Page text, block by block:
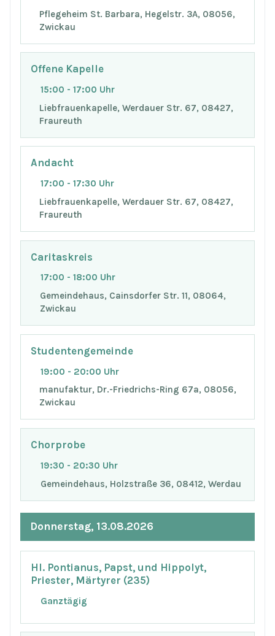
Pflegeheim St. Barbara, Hegelstr. 3A, 08056,
Zwickau
Offene Kapelle
15:00 - 17:00 Uhr
Liebfrauenkapelle, Werdauer Str. 67, 08427,
Fraureuth
Andacht
17:00 - 17:30 Uhr
Liebfrauenkapelle, Werdauer Str. 67, 08427,
Fraureuth
Caritaskreis
17:00 - 18:00 Uhr
Gemeindehaus, Cainsdorfer Str. 11, 08064,
Zwickau
Studentengemeinde
19:00 - 20:00 Uhr
manufaktur, Dr.-Friedrichs-Ring 67a, 08056,
Zwickau
Chorprobe
19:30 - 20:30 Uhr
Gemeindehaus, Holzstraße 36, 08412, Werdau
Donnerstag, 13.08.2026
Hl. Pontianus, Papst, und Hippolyt,
Priester, Märtyrer (235)
Ganztägig